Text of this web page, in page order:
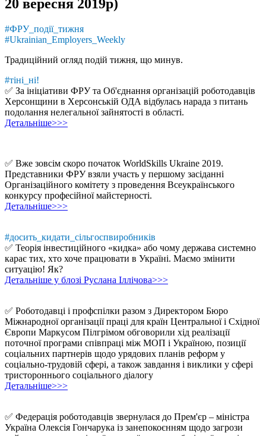
20 вересня 2019р)
#ФРУ_події_тижня
#Ukrainian_Employers_Weekly
Традиційний огляд подій тижня, що минув.
#тіні_ні!
✅ За ініціативи ФРУ та Об'єднання організацій роботодавців
Херсонщини в Херсонській ОДА відбулась нарада з питань
подолання нелегальної зайнятості в області.
Детальніше>>>
✅ Вже зовсім скоро початок WorldSkills Ukraine 2019.
Представники ФРУ взяли участь у першому засіданні
Організаційного комітету з проведення Всеукраїнського
конкурсу професійної майстерності.
Детальніше>>>
#досить_кидати_сільгоспвиробників
✅ Теорія інвестиційного «кидка» або чому держава системно
карає тих, хто хоче працювати в Україні. Маємо змінити
ситуацію! Як?
Детальніше у блозі Руслана Іллічова>>>
✅ Роботодавці і профспілки разом з Директором Бюро
Міжнародної організації праці для країн Центральної і Східної
Європи Маркусом Пілгрімом обговорили хід реалізації
поточної програми співпраці між МОП і Україною, позиції
соціальних партнерів щодо урядових планів реформ у
соціально-трудовій сфері, а також завдання і виклики у сфері
тристороннього соціального діалогу
Детальніше>>>
✅ Федерація роботодавців звернулася до Прем'єр – міністра
Україна Олексія Гончарука із занепокоєнням щодо загрози